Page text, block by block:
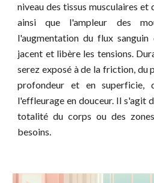
niveau des tissus musculaires et
ainsi que l'ampleur des
l'augmentation du flux sanguin
jacent et libère les tensions.
serez exposé à de la friction, du
profondeur et en superficie,
l'effleurage en douceur. Il s'agit
totalité du corps ou des
besoins.